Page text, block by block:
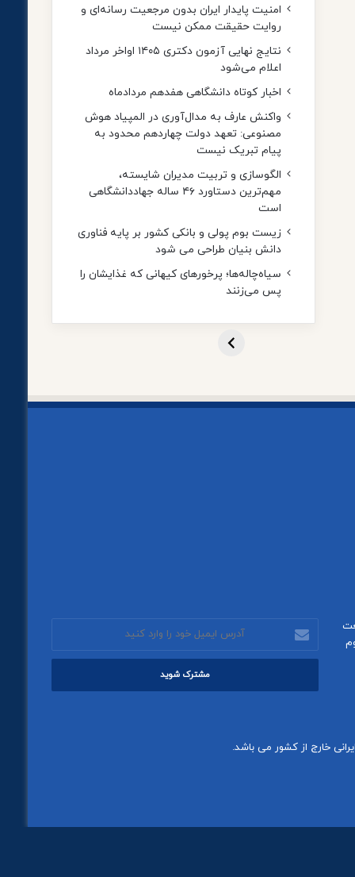
امنیت پایدار ایران بدون مرجعیت رسانه‌ای و
روایت حقیقت ممکن نیست
نتایج نهایی آزمون دکتری ۱۴۰۵ اواخر مرداد
اعلام می‌شود
اخبار کوتاه دانشگاهی هفدهم مردادماه
واکنش عارف به مدال‌آوری در المپیاد هوش
مصنوعی: تعهد دولت چهاردهم محدود به
پیام تبریک نیست
الگوسازی و تربیت مدیران شایسته،
مهم‌ترین دستاورد ۴۶ ساله جهاددانشگاهی
است
زیست بوم پولی و بانکی کشور بر پایه فناوری
دانش بنیان طراحی می شود
سیاه‌چاله‌ها؛ پرخورهای کیهانی که غذایشان را
پس می‌زنند
ایمیل
خود
وارد
خارج از کشور می باشد.